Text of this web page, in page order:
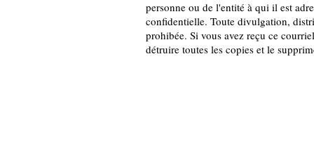
personne ou de l'entité à qui il est
confidentielle. Toute divulgation,
prohibée. Si vous avez reçu ce
détruire toutes les copies et le